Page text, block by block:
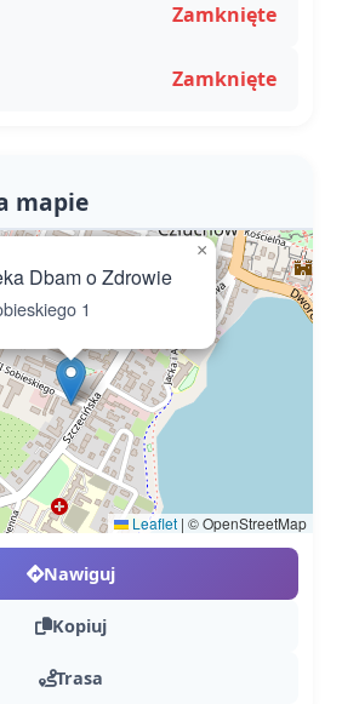
Zamknięte
Zamknięte
mapie
Dbam o Zdrowie
1
×
Leaflet | © OpenStreetMap
Nawiguj
Kopiuj
Trasa